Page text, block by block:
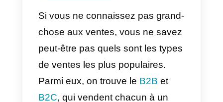
commerciau
x B2B et
B2C
Técnicas de
venta B2B y
B2C
Conclusion